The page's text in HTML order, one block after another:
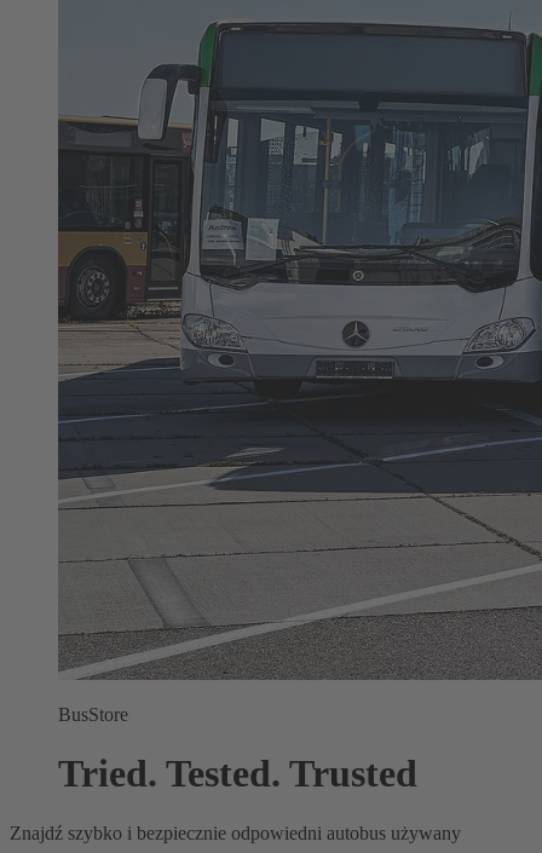
BusStore
Tried. Tested. Trusted
Znajdź szybko i bezpiecznie odpowiedni autobus używany